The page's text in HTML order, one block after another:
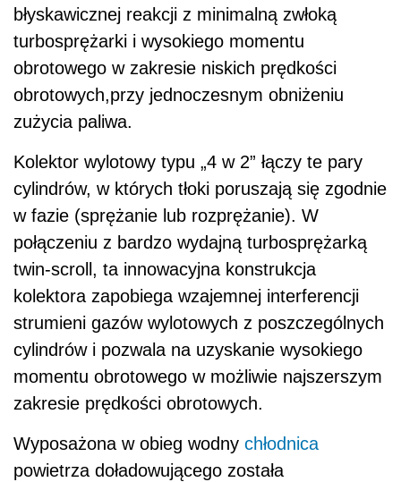
błyskawicznej reakcji z minimalną zwłoką
turbosprężarki i wysokiego momentu
obrotowego w zakresie niskich prędkości
obrotowych,przy jednoczesnym obniżeniu
zużycia paliwa.
Kolektor wylotowy typu „4 w 2” łączy te pary
cylindrów, w których tłoki poruszają się zgodnie
w fazie (sprężanie lub rozprężanie). W
połączeniu z bardzo wydajną turbosprężarką
twin-scroll, ta innowacyjna konstrukcja
kolektora zapobiega wzajemnej interferencji
strumieni gazów wylotowych z poszczególnych
cylindrów i pozwala na uzyskanie wysokiego
momentu obrotowego w możliwie najszerszym
zakresie prędkości obrotowych.
Wyposażona w obieg wodny chłodnica
powietrza doładowującego została